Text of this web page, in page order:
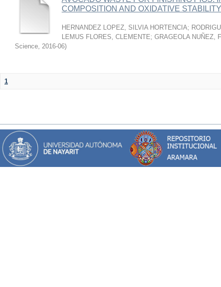
COMPOSITION AND OXIDATIVE
HERNANDEZ LOPEZ, SILVIA HORTENCIA;
LEMUS FLORES, CLEMENTE; GRAGEOLA NUÑEZ,
Science, 2016-06)
1